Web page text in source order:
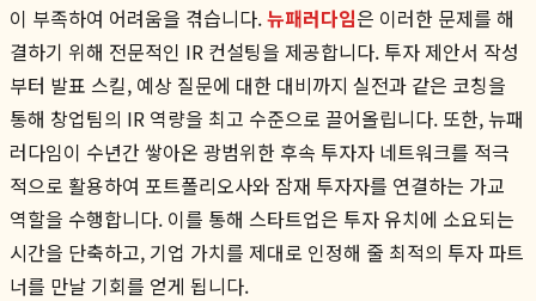
이 부족하여 어려움을 겪습니다.뉴패러다임은 이러한 문제를 해
결하기 위해 전문적인 IR 컨설팅을 제공합니다. 투자 제안서 작성
부터 발표 스킬, 예상 질문에 대한 대비까지 실전과 같은 코칭을
통해 창업팀의 IR 역량을 최고 수준으로 끌어올립니다. 또한, 뉴패
러다임이 수년간 쌓아온 광범위한 후속 투자자 네트워크를 적극
적으로 활용하여 포트폴리오사와 잠재 투자자를 연결하는 가교
역할을 수행합니다. 이를 통해 스타트업은 투자 유치에 소요되는
시간을 단축하고, 기업 가치를 제대로 인정해 줄 최적의 투자 파트
너를 만날 기회를 얻게 됩니다.